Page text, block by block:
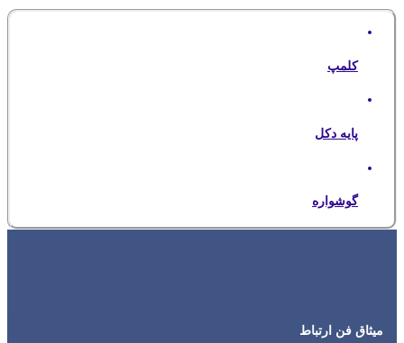
کلمپ
پایه دکل
گوشواره
میثاق فن ارتباط